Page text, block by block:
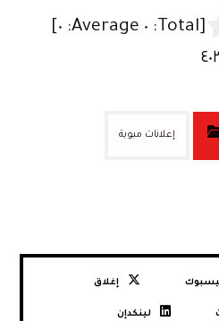
[Total: ٠ ٠]
إعلانات مبوبة
إغلاق
لينكدإن